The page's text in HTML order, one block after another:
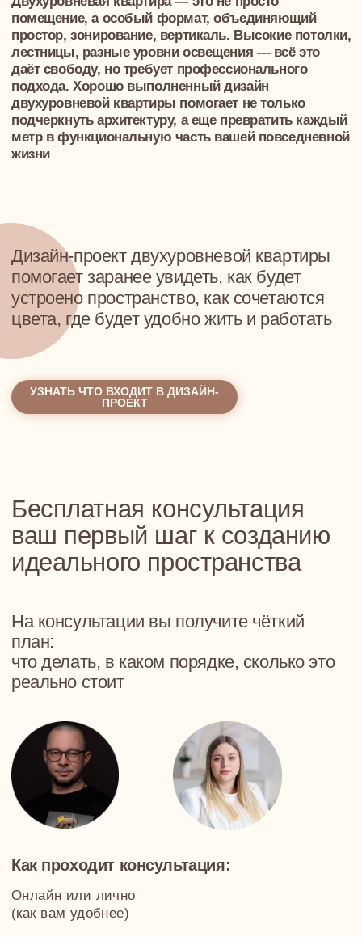
Онлайн или лично
(как вам удобнее)
Арт-директор или собственник студии
Никаких обязательств — только польза
На консультации вы получите чёткий
план:
Каждый с заботой
о человеке,
а не просто о квадратных
метрах
ключ"
Мы доводим до конца — с
авторским надзором и контролем
на всех этапах
Как проходит консультация:
Продуманных до мелочей интерьеров
Бесплатная консультация
ваш первый шаг к созданию
идеального пространства
10+ Лет опыта
100% Проектов
22 500 Кв. метров
Планировка теряет логику
проекта